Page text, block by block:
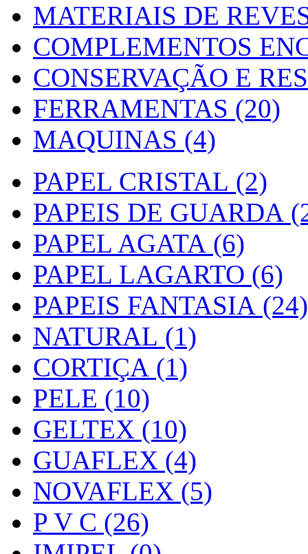
MATERIAIS DE
COMPLEMENTOS
CONSERVAÇÃO E
FERRAMENTAS (20)
MAQUINAS (4)
PAPEL CRISTAL (2)
PAPEIS DE GUARDA
PAPEL AGATA (6)
PAPEL LAGARTO (6)
PAPEIS FANTASIA (24)
NATURAL (1)
CORTIÇA (1)
PELE (10)
GELTEX (10)
GUAFLEX (4)
NOVAFLEX (5)
P V C (26)